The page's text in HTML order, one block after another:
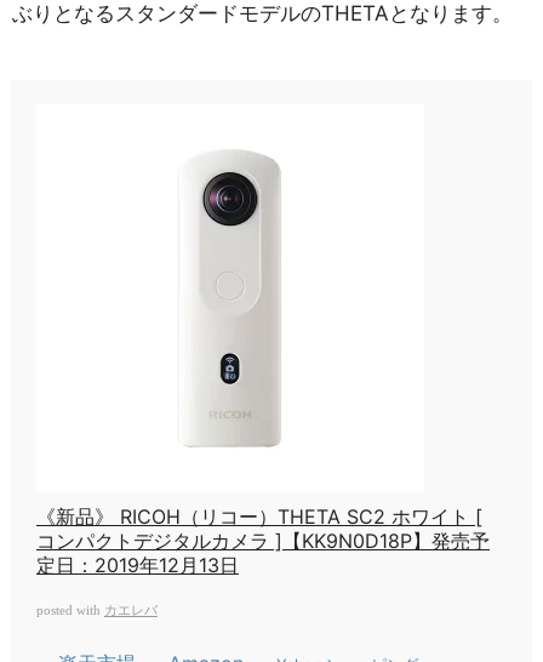
ぶりとなるスタンダードモデルのTHETAとなります。
《新品》 RICOH（リコー）THETA SC2 ホワイト [
コンパクトデジタルカメラ ]【KK9N0D18P】発売予
定日：2019年12月13日
posted with カエレバ